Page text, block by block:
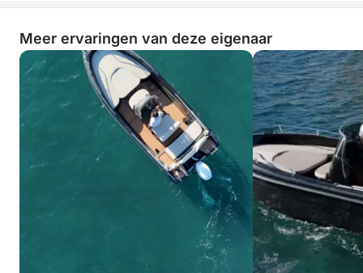
Meer ervaringen van deze eigenaar